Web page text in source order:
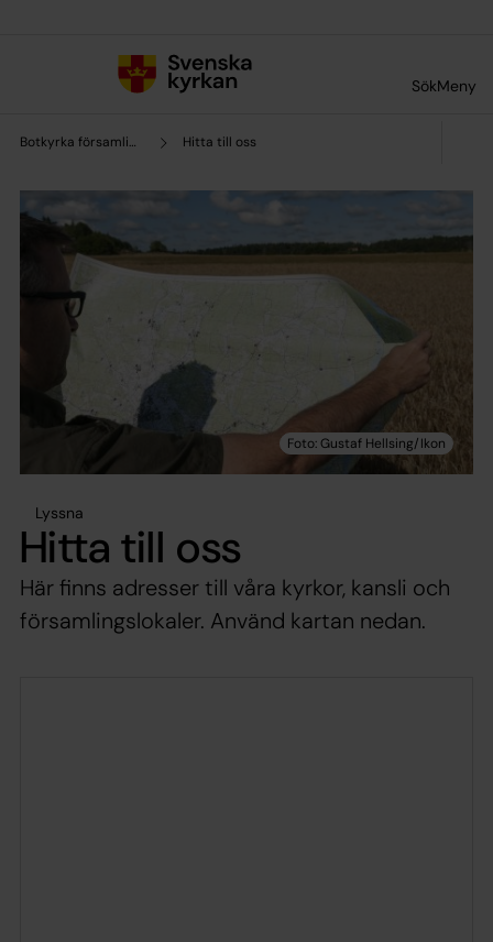
SökMeny
Botkyrka församling Hitta till oss
Lyssna
Hitta till oss
Här finns adresser till våra kyrkor, kansli och
församlingslokaler. Använd kartan nedan.